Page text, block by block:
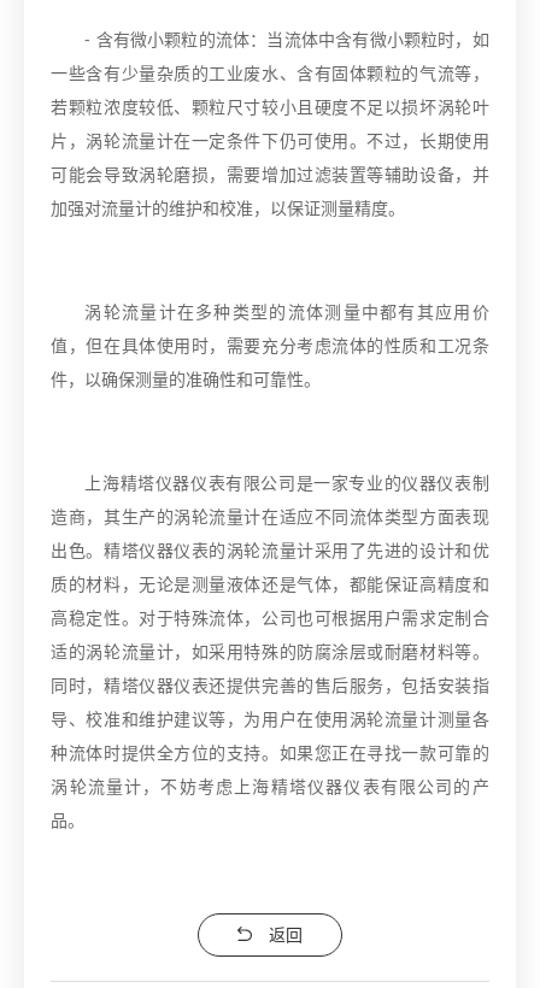
- 含有微小颗粒的流体：当流体中含有微小颗粒时，如
一些含有少量杂质的工业废水、含有固体颗粒的气流等，
若颗粒浓度较低、颗粒尺寸较小且硬度不足以损坏涡轮叶
片，涡轮流量计在一定条件下仍可使用。不过，长期使用
可能会导致涡轮磨损，需要增加过滤装置等辅助设备，并
加强对流量计的维护和校准，以保证测量精度。
涡轮流量计在多种类型的流体测量中都有其应用价
值，但在具体使用时，需要充分考虑流体的性质和工况条
件，以确保测量的准确性和可靠性。
上海精塔仪器仪表有限公司是一家专业的仪器仪表制
造商，其生产的涡轮流量计在适应不同流体类型方面表现
出色。精塔仪器仪表的涡轮流量计采用了先进的设计和优
质的材料，无论是测量液体还是气体，都能保证高精度和
高稳定性。对于特殊流体，公司也可根据用户需求定制合
适的涡轮流量计，如采用特殊的防腐涂层或耐磨材料等。
同时，精塔仪器仪表还提供完善的售后服务，包括安装指
导、校准和维护建议等，为用户在使用涡轮流量计测量各
种流体时提供全方位的支持。如果您正在寻找一款可靠的
涡轮流量计，不妨考虑上海精塔仪器仪表有限公司的产
品。
返回